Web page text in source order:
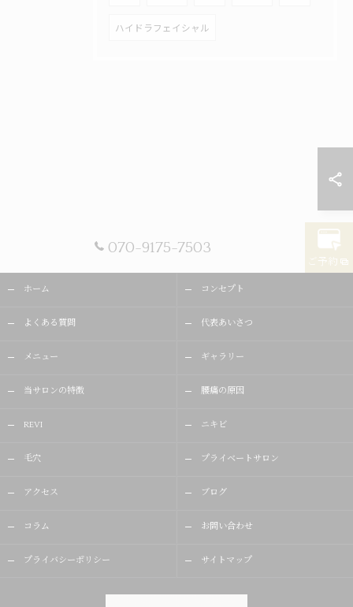
ハイドラフェイシャル
070-9175-7503
ご予約
ホーム コンセプト
よくある質問 代表あいさつ
メニュー ギャラリー
当サロンの特徴 腰痛の原因
REVI ニキビ
毛穴 プライベートサロン
アクセス ブログ
コラム お問い合わせ
プライバシーポリシー サイトマップ